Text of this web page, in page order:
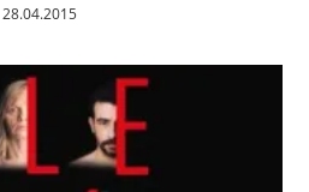
28.04.2015